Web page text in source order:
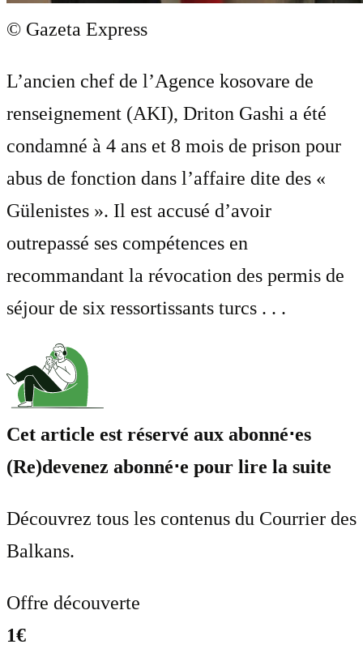
© Gazeta Express
L’ancien chef de l’Agence kosovare de
renseignement (AKI), Driton Gashi a été
condamné à 4 ans et 8 mois de prison pour
abus de fonction dans l’affaire dite des «
Gülenistes ». Il est accusé d’avoir
outrepassé ses compétences en
recommandant la révocation des permis de
séjour de six ressortissants turcs . . .
Cet article est réservé aux abonné⋅es
(Re)devenez abonné⋅e pour lire la suite
Découvrez tous les contenus du Courrier des
Balkans.
Offre découverte
1€